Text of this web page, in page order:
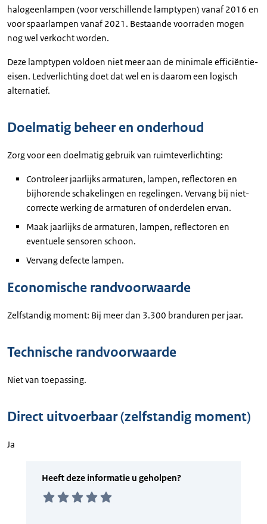
halogeenlampen (voor verschillende lamptypen) vanaf 2016 en
voor spaarlampen vanaf 2021. Bestaande voorraden mogen
nog wel verkocht worden.
Deze lamptypen voldoen niet meer aan de minimale efficiëntie-
eisen. Ledverlichting doet dat wel en is daarom een logisch
alternatief.
Doelmatig beheer en onderhoud
Zorg voor een doelmatig gebruik van ruimteverlichting:
Controleer jaarlijks armaturen, lampen, reflectoren en
bijhorende schakelingen en regelingen. Vervang bij niet-
correcte werking de armaturen of onderdelen ervan.
Maak jaarlijks de armaturen, lampen, reflectoren en
eventuele sensoren schoon.
Vervang defecte lampen.
Economische randvoorwaarde
Zelfstandig moment: Bij meer dan 3.300 branduren per jaar.
Technische randvoorwaarde
Niet van toepassing.
Direct uitvoerbaar (zelfstandig moment)
Ja